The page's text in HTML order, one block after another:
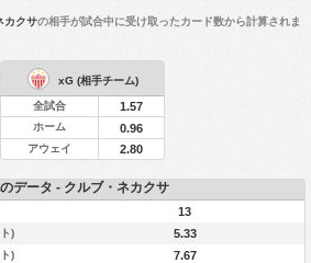
カクサの相手が試合中に受け取ったカード数から計算されま
xG (相手チーム)
全試合 1.57
ホーム 0.96
アウェイ 2.80
データ - クルブ・ネカクサ
13
) 5.33
) 7.67